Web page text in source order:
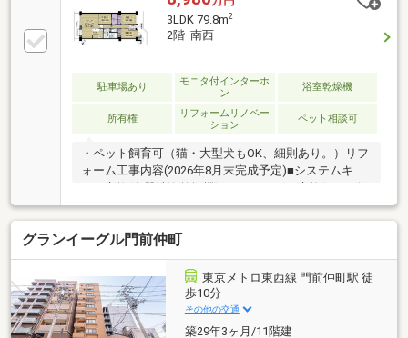
3LDK 79.8m2
2階 南西
駐車場あり
モニタ付インターホ
ン
浴室乾燥機
所有権
リフォームリノベー
ション
ペット相談可
・ペット飼育可（猫・大型犬もOK、細則あり。）リフ
ォーム工事内容(2026年8月末完成予定)■システムキッ
チン交換(食器洗浄乾燥機)■ユニットバス交換(サイズ
1317・浴室換気乾燥機付き)■洗面化粧台交換(収納付き
三面鏡)■トイレ交換(温水洗浄便座)■クロス・フローリ
ング張替■洗濯パン・水栓・給湯器・鍵シリンダー交
換■建具交換■全居室照明器具設置、下足入れ新設■室
内ハウスクリーニング 等
グランイーグル門前仲町
東京メトロ東西線 門前仲町駅 徒
歩10分
その他の交通
築29年3ヶ月/11階建